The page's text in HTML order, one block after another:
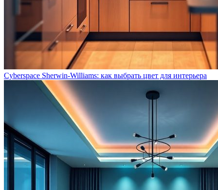
Cyberspace Sherwin-Williams: как выбрать цвет для интерьера